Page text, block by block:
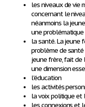
les niveaux de vie
concernant le
néanmoins la
une
la santé. La jeune
problème de santé
jeune frère, fait de
une dimension
l'éducation
les activités
la voix politique et
les connexions et